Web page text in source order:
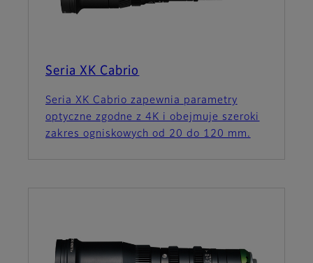
Seria XK Cabrio
Seria XK Cabrio zapewnia parametry
optyczne zgodne z 4K i obejmuje szeroki
zakres ogniskowych od 20 do 120 mm.